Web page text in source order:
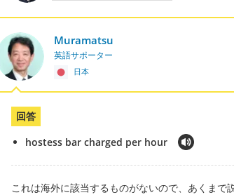
Muramatsu
英語サポーター
日本
回答
hostess bar charged per hour
これは海外に該当するものがないので、あくまで